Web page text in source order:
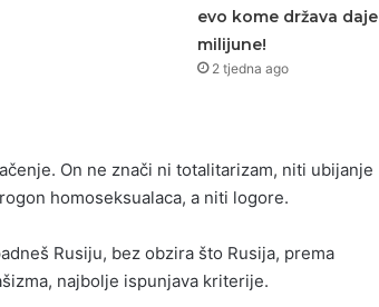
evo kome država daje
milijune!
2 tjedna ago
On ne znači ni totalitarizam, niti ubijanje
homoseksualaca, a niti logore.
Rusiju, bez obzira što Rusija, prema
najbolje ispunjava kriterije.